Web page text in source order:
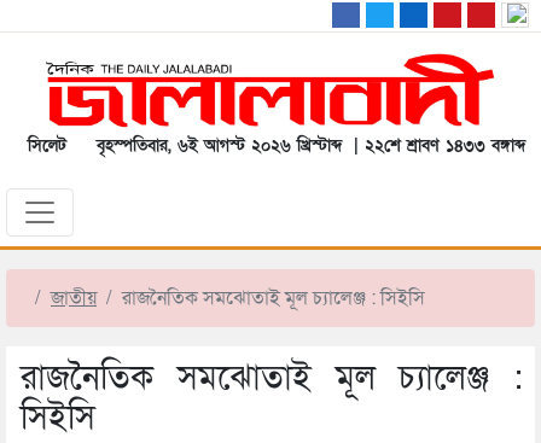
সিলেট বৃহস্পতিবার, ৬ই আগস্ট ২০২৬ খ্রিস্টাব্দ | ২২শে শ্রাবণ ১৪৩৩ বঙ্গাব্দ
জাতীয় রাজনৈতিক সমঝোতাই মূল চ্যালেঞ্জ : সিইসি
রাজনৈতিক সমঝোতাই মূল চ্যালেঞ্জ :
সিইসি